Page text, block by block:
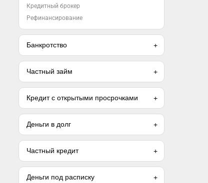
Кредитный брокер
Рефинансирование
Банкротство
Частный займ
Кредит с открытыми просрочками
Деньги в долг
Частный кредит
Деньги под расписку